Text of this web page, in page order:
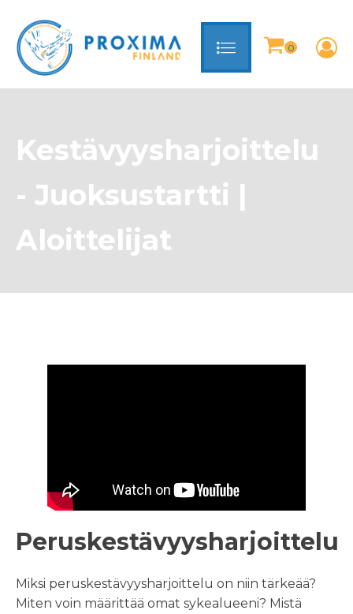
Kestävyysharjoittelu
- Juoksustartti |
Aloittelijat
Peruskestävyysharjoittelu
Miksi peruskestävyysharjoittelu on niin tärkeää?
Miten voin määrittää omat sykealueeni? Mistä